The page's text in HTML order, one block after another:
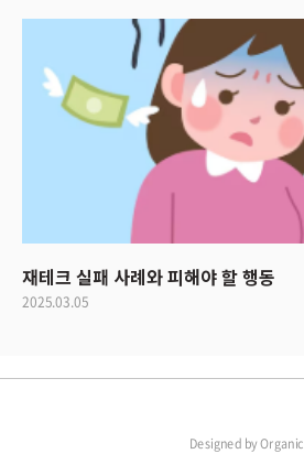
재테크 실패 사례와 피해야 할 행동
2025.03.05
Designed byOrganic